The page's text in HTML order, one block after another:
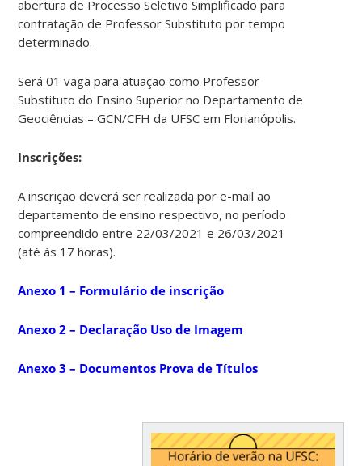
abertura de Processo Seletivo Simplificado para
contratação de Professor Substituto por tempo
determinado.
Será 01 vaga para atuação como Professor
Substituto do Ensino Superior no Departamento de
Geociências – GCN/CFH da UFSC em Florianópolis.
Inscrições:
A inscrição deverá ser realizada por e-mail ao
departamento de ensino respectivo, no período
compreendido entre 22/03/2021 e 26/03/2021
(até às 17 horas).
Anexo 1 – Formulário de inscrição
Anexo 2 – Declaração Uso de Imagem
Anexo 3 – Documentos Prova de Títulos